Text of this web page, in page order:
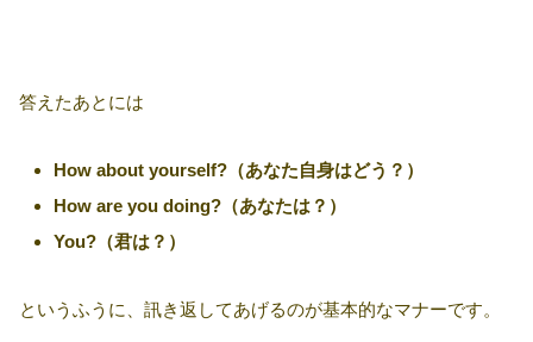
答えたあとには
How about yourself?（あなた自身はどう？）
How are you doing?（あなたは？）
You?（君は？）
というふうに、訊き返してあげるのが基本的なマナーです。